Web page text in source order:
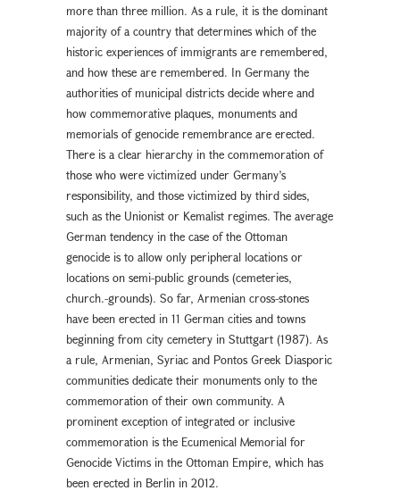
more than three million. As a rule, it is the dominant
majority of a country that determines which of the
historic experiences of immigrants are remembered,
and how these are remembered. In Germany the
authorities of municipal districts decide where and
how commemorative plaques, monuments and
memorials of genocide remembrance are erected.
There is a clear hierarchy in the commemoration of
those who were victimized under Germany’s
responsibility, and those victimized by third sides,
such as the Unionist or Kemalist regimes. The average
German tendency in the case of the Ottoman
genocide is to allow only peripheral locations or
locations on semi-public grounds (cemeteries,
church.-grounds). So far, Armenian cross-stones
have been erected in 11 German cities and towns
beginning from city cemetery in Stuttgart (1987). As
a rule, Armenian, Syriac and Pontos Greek Diasporic
communities dedicate their monuments only to the
commemoration of their own community. A
prominent exception of integrated or inclusive
commemoration is the Ecumenical Memorial for
Genocide Victims in the Ottoman Empire, which has
been erected in Berlin in 2012.